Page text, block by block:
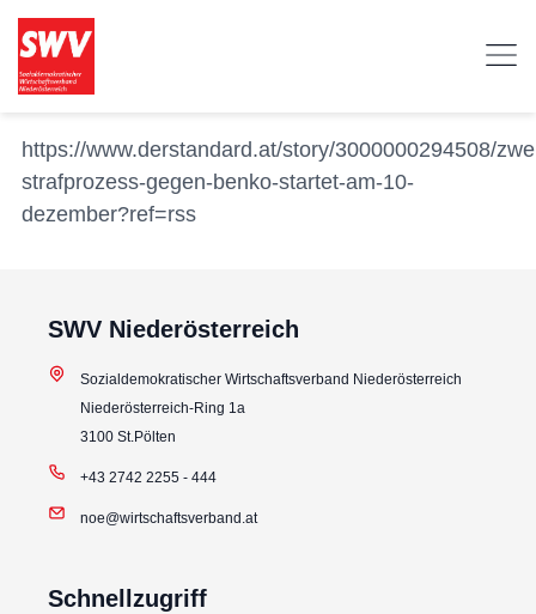
https://www.derstandard.at/story/3000000294508/
strafprozess-gegen-benko-startet-am-10-
dezember?ref=rss
SWV Niederösterreich
Sozialdemokratischer Wirtschaftsverband Niederösterreich
Niederösterreich-Ring 1a
3100 St.Pölten
+43 2742 2255 - 444
noe@wirtschaftsverband.at
Schnellzugriff